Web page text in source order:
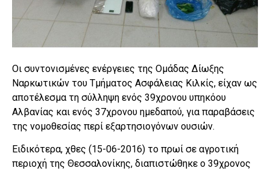
Οι συντονισμένες ενέργειες της Ομάδας Δίωξης
Ναρκωτικών του Τμήματος Ασφάλειας Κιλκίς, είχαν ως
αποτέλεσμα τη σύλληψη ενός 39χρονου υπηκόου
Αλβανίας και ενός 37χρονου ημεδαπού, για παραβάσεις
της νομοθεσίας περί εξαρτησιογόνων ουσιών.
Ειδικότερα, χθες (15-06-2016) το πρωί σε αγροτική
περιοχή της Θεσσαλονίκης, διαπιστώθηκε ο 39χρονος